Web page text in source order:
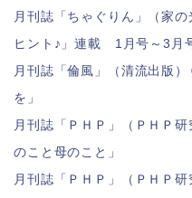
月刊誌「ちゃぐりん」（家
ヒント♪」連載 1月号～3月
月刊誌「倫風」（清流出版
を」
月刊誌「ＰＨＰ」（ＰＨ
のこと母のこと」
月刊誌「ＰＨＰ」（ＰＨＰ